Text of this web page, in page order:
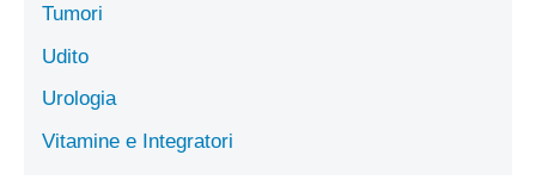
Tumori
Udito
Urologia
Vitamine e Integratori